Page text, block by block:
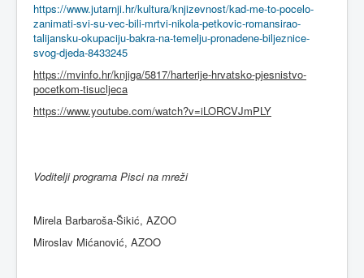
https://www.jutarnji.hr/kultura/knjizevnost/kad-me-to-pocelo-
zanimati-svi-su-vec-bili-mrtvi-nikola-petkovic-romansirao-
talijansku-okupaciju-bakra-na-temelju-pronadene-biljeznice-
svog-djeda-8433245
https://mvinfo.hr/knjiga/5817/harterije-hrvatsko-pjesnistvo-
pocetkom-tisucljeca
https://www.youtube.com/watch?v=iLORCVJmPLY
Voditelji programa Pisci na mreži
Mirela Barbaroša-Šikić, AZOO
Miroslav Mićanović, AZOO